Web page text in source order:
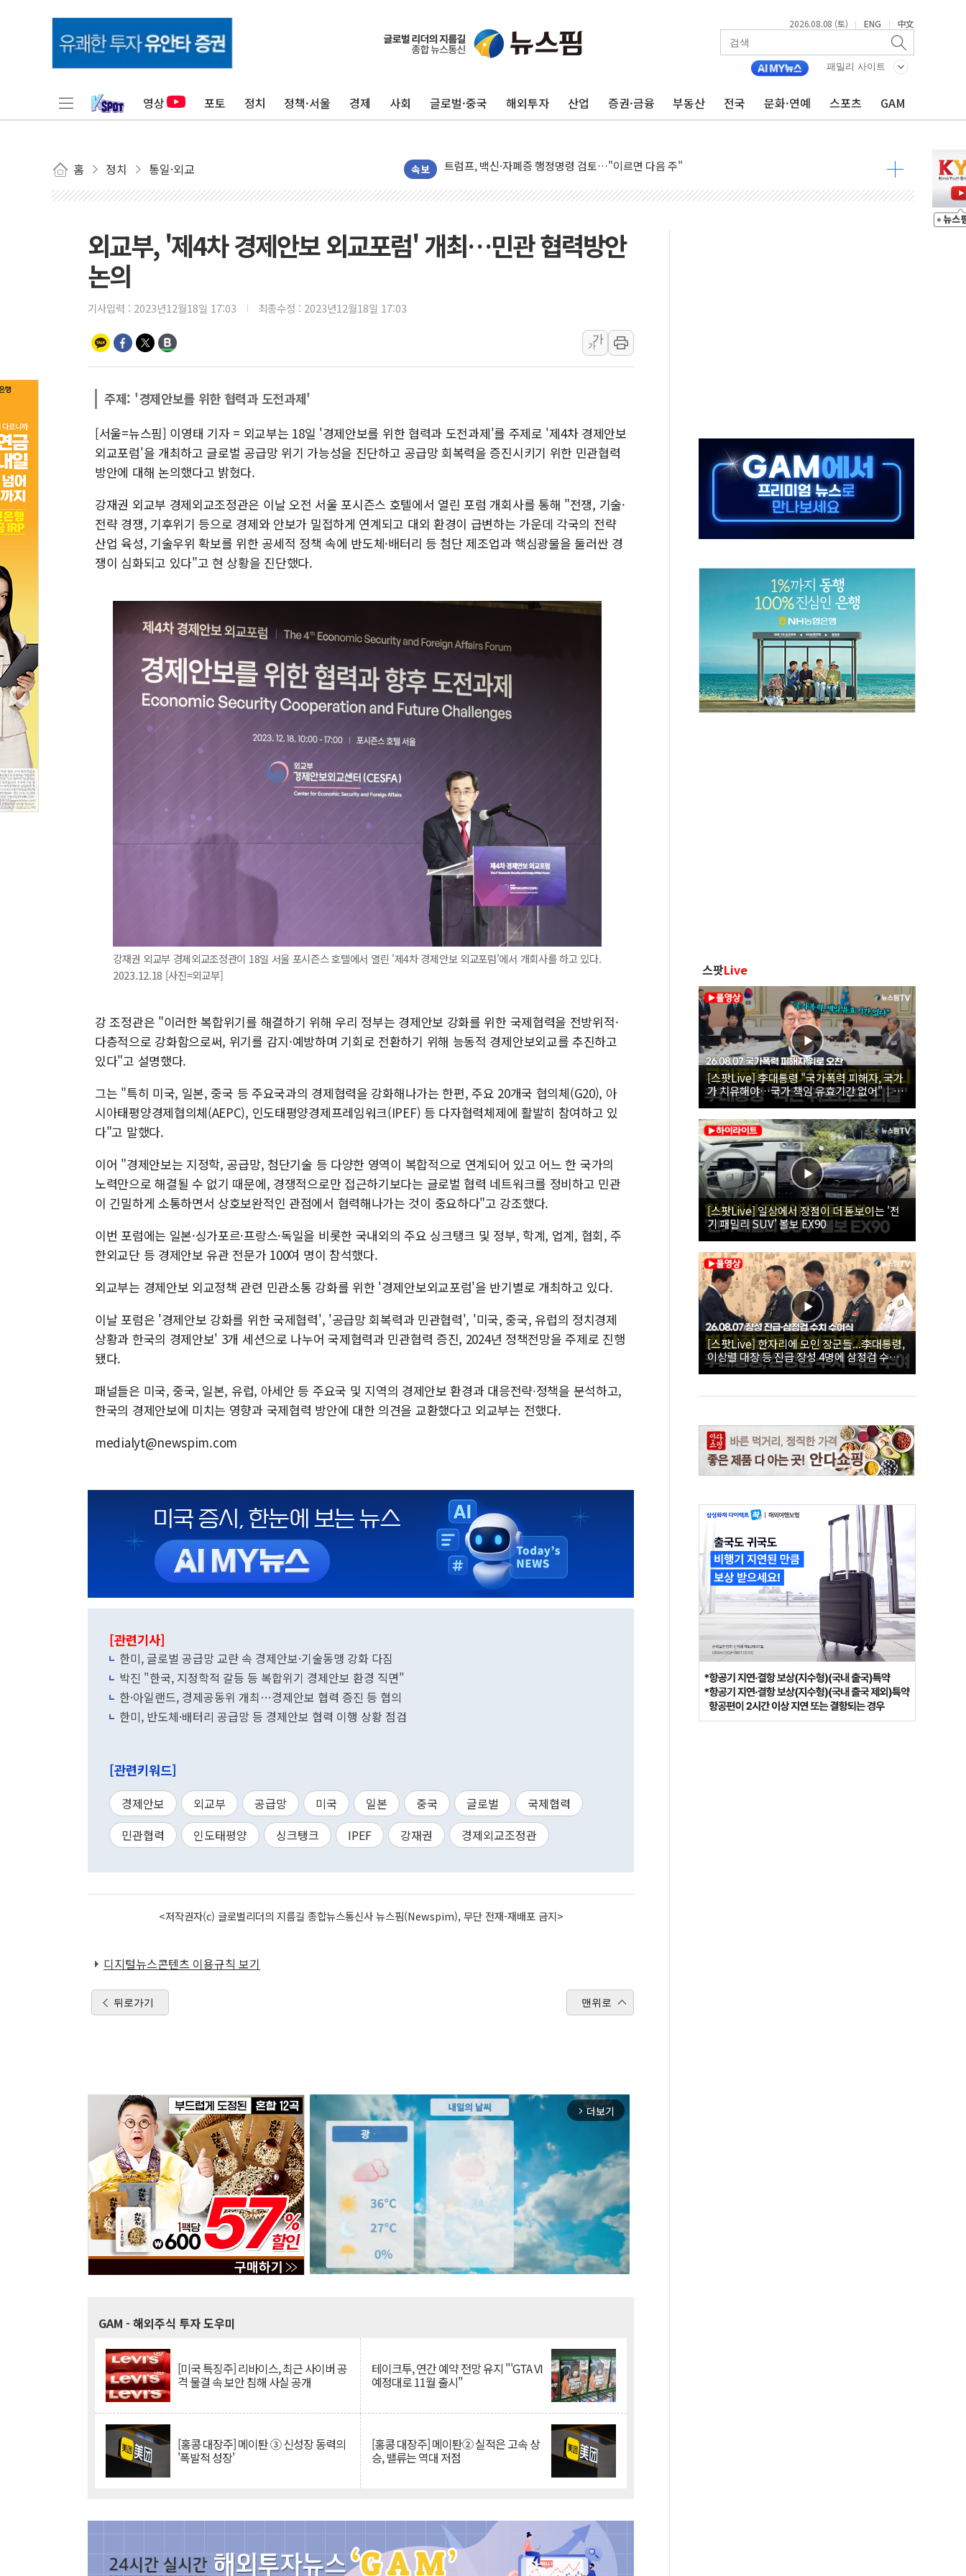
2026.08.08 (토) | ENG | 中文
패밀리 사이트
영상 포토 정치 정책·서울 경제 사회 글로벌·중국 해외투자 산업 증권·금융 부동산 전국 문화·연예 스포츠 GAM
홈 정치 통일·외교 속보
미 연준 매파 기세 꺾이나…고용 감소에 9월 동결 전망 우세
[종합] 이슬람 수니파 3국, '공동방위협정' 체결… 이스라엘·이란 위협에 맞설 자체 억지력 강화
美 항소법원, 백악관 무도회장 공사 중단 명령…트럼프 제동
이란 핵심 원유 수출항 '하르그섬', 최근 1주일 이상 '올스톱'… 美 해상봉쇄 영향
[AI MY 뉴스] 뉴욕 반도체주 프리뷰...美 고용 쇼크에 반도체주 '활짝'
뉴욕증시 프리뷰, 美 고용 쇼크에 금리 인상 우려 후퇴…나스닥 선물 1%대 상승
보훈부, 미 DPAA와 MOU… "6·25 미군 실종자 7359명 끝까지 찾겠다"
트럼프 "금리 내려야"…파월 때와 달리 워시엔 톤 낮춰
李 대통령, '6시간 마라톤 부동산 2차 회의' 주재… "전폭적 공급 확대·속도전 총력"
트럼프, 中 겨냥 폴리실리콘 관세 15% 부과…美 태양광주 급등
남동발전, 해남군에 국내 최대 규모 400MW 태양광 착공…여의도 1.6배 규모
외교부, '제4차 경제안보 외교포럼' 개최…민관 협력방안
논의
기사입력 : 2023년12월18일 17:03 최종수정 : 2023년12월18일 17:03
가
가
주제: '경제안보를 위한 협력과 도전과제'
[서울=뉴스핌] 이영태 기자 = 외교부는 18일 '경제안보를 위한 협력과 도전과제'를 주제로 '제4차 경제안보
외교포럼'을 개최하고 글로벌 공급망 위기 가능성을 진단하고 공급망 회복력을 증진시키기 위한 민관협력
방안에 대해 논의했다고 밝혔다.
강재권 외교부 경제외교조정관은 이날 오전 서울 포시즌스 호텔에서 열린 포럼 개회사를 통해 "전쟁, 기술·
전략 경쟁, 기후위기 등으로 경제와 안보가 밀접하게 연계되고 대외 환경이 급변하는 가운데 각국의 전략
산업 육성, 기술우위 확보를 위한 공세적 정책 속에 반도체·배터리 등 첨단 제조업과 핵심광물을 둘러싼 경
쟁이 심화되고 있다"고 현 상황을 진단했다.
강재권 외교부 경제외교조정관이 18일 서울 포시즌스 호텔에서 열린 '제4차 경제안보 외교포럼'에서 개회사를 하고 있다.
2023.12.18 [사진=외교부]
강 조정관은 "이러한 복합위기를 해결하기 위해 우리 정부는 경제안보 강화를 위한 국제협력을 전방위적·
다층적으로 강화함으로써, 위기를 감지·예방하며 기회로 전환하기 위해 능동적 경제안보외교를 추진하고
있다"고 설명했다.
그는 "특히 미국, 일본, 중국 등 주요국과의 경제협력을 강화해나가는 한편, 주요 20개국 협의체(G20), 아
시아태평양경제협의체(AEPC), 인도태평양경제프레임워크(IPEF) 등 다자협력체제에 활발히 참여하고 있
다"고 말했다.
이어 "경제안보는 지정학, 공급망, 첨단기술 등 다양한 영역이 복합적으로 연계되어 있고 어느 한 국가의
노력만으로 해결될 수 없기 때문에, 경쟁적으로만 접근하기보다는 글로벌 협력 네트워크를 정비하고 민관
이 긴밀하게 소통하면서 상호보완적인 관점에서 협력해나가는 것이 중요하다"고 강조했다.
이번 포럼에는 일본·싱가포르·프랑스·독일을 비롯한 국내외의 주요 싱크탱크 및 정부, 학계, 업계, 협회, 주
한외교단 등 경제안보 유관 전문가 100여 명이 참석했다.
외교부는 경제안보 외교정책 관련 민관소통 강화를 위한 '경제안보외교포럼'을 반기별로 개최하고 있다.
이날 포럼은 '경제안보 강화를 위한 국제협력', '공급망 회복력과 민관협력', '미국, 중국, 유럽의 정치경제
상황과 한국의 경제안보' 3개 세션으로 나누어 국제협력과 민관협력 증진, 2024년 정책전망을 주제로 진행
됐다.
패널들은 미국, 중국, 일본, 유럽, 아세안 등 주요국 및 지역의 경제안보 환경과 대응전략∙정책을 분석하고,
한국의 경제안보에 미치는 영향과 국제협력 방안에 대한 의견을 교환했다고 외교부는 전했다.
medialyt@newspim.com
[관련기사]
한미, 글로벌 공급망 교란 속 경제안보·기술동맹 강화 다짐
박진 "한국, 지정학적 갈등 등 복합위기 경제안보 환경 직면"
한·아일랜드, 경제공동위 개최…경제안보 협력 증진 등 협의
한미, 반도체·배터리 공급망 등 경제안보 협력 이행 상황 점검
[관련키워드]
경제안보 외교부 공급망 미국 일본 중국 글로벌
국제협력
민관협력
인도태평양 싱크탱크 IPEF 강재권 경제외교조정관
<저작권자(c) 글로벌리더의 지름길 종합뉴스통신사 뉴스핌(Newspim), 무단 전재-재배포 금지>
디지털뉴스콘텐츠 이용규칙 보기
뒤로가기 맨위로
arrow_forward_ios 더보기
GAM - 해외주식 투자 도우미
[미국 특징주] 리바이스, 최근 사이버 공
격 물결 속 보안 침해 사실 공개
테이크투, 연간 예약 전망 유지 "'GTA VI
예정대로 11월 출시"
[홍콩 대장주] 메이퇀 ③ 신성장 동력의
'폭발적 성장'
[홍콩 대장주] 메이퇀② 실적은 고속 상
승, 밸류는 역대 저점
스팟Live
[스팟Live] 李대통령 "국가폭력 피해자, 국가
가 치유해야…국가 책임 유효기간 없어"｜
26.08.07 국가폭력 피해자 위로 오찬
[스팟Live] 일상에서 장점이 더 돋보이는 '전
기 패밀리 SUV' 볼보 EX90
[스팟Live] 한자리에 모인 장군들...李대통령,
이상렬 대장 등 진급 장성 4명에 삼정검 수치
직접 수여｜26.08.07 장성 진급·삼정검 수치